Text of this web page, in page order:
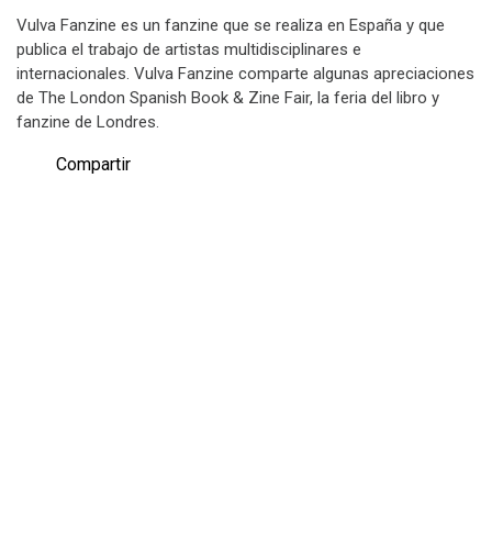
Vulva Fanzine es un fanzine que se realiza en España y que
publica el trabajo de artistas multidisciplinares e
internacionales. Vulva Fanzine comparte algunas apreciaciones
de The London Spanish Book & Zine Fair, la feria del libro y
fanzine de Londres.
Compartir